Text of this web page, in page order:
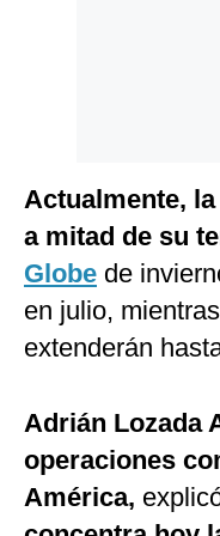
Actualmente,
a mitad de su
Globe de
en julio,
extenderán
Adrián Lozada
operaciones
América,